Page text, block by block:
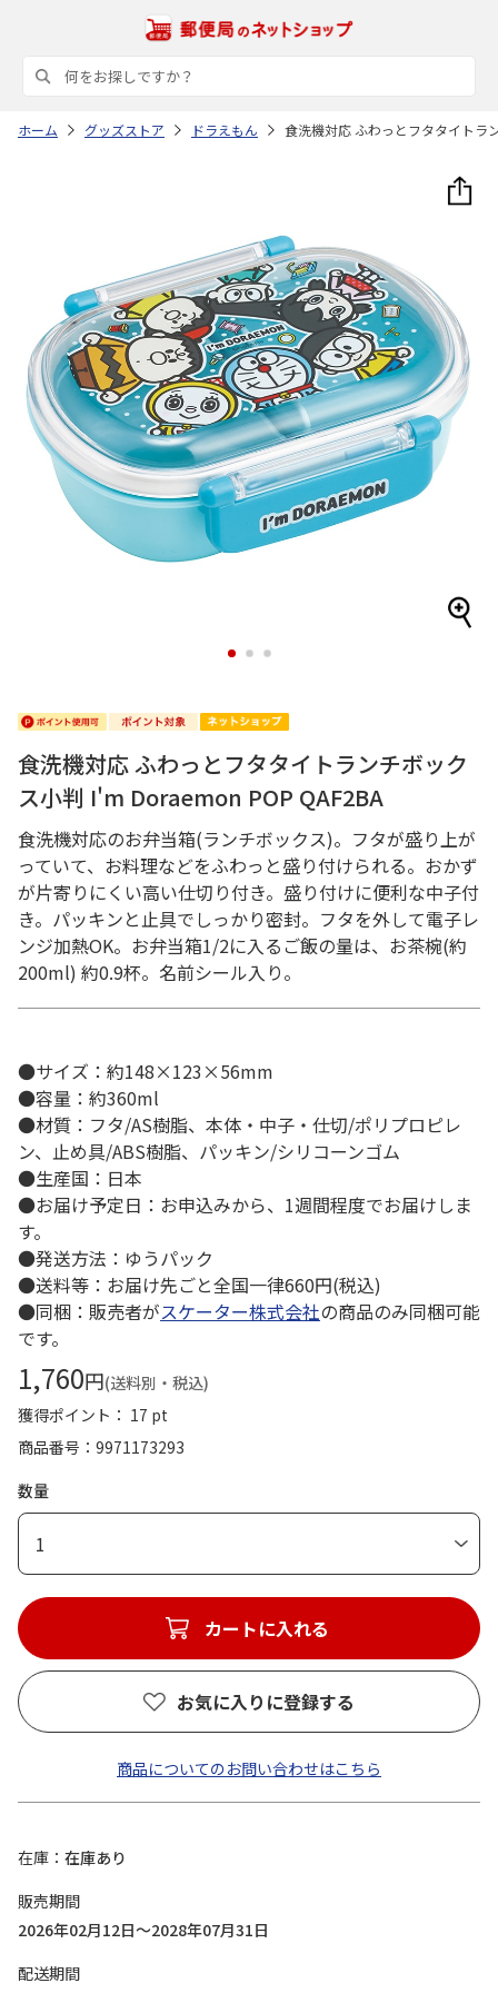
ホーム グッズストア ドラえもん 食洗機対応 ふわっとフタタイトラ
1 2 3
食洗機対応 ふわっとフタタイトランチボック
ス小判 I'm Doraemon POP QAF2BA
食洗機対応のお弁当箱(ランチボックス)。フタが盛り上が
っていて、お料理などをふわっと盛り付けられる。おかず
が片寄りにくい高い仕切り付き。盛り付けに便利な中子付
き。パッキンと止具でしっかり密封。フタを外して電子レ
ンジ加熱OK。お弁当箱1/2に入るご飯の量は、お茶椀(約
200ml) 約0.9杯。名前シール入り。
●サイズ：約148×123×56mm
●容量：約360ml
●材質：フタ/AS樹脂、本体・中子・仕切/ポリプロピレ
ン、止め具/ABS樹脂、パッキン/シリコーンゴム
●生産国：日本
●お届け予定日：お申込みから、1週間程度でお届けしま
す。
●発送方法：ゆうパック
●送料等：お届け先ごと全国一律660円(税込)
●同梱：販売者がスケーター株式会社の商品のみ同梱可能
です。
1,760円(送料別・税込)
獲得ポイント： 17 pt
商品番号
9971173293
数量
1
カートに入れる
お気に入りに登録する
商品についてのお問い合わせはこちら
在庫
在庫あり
販売期間
2026年02月12日～2028年07月31日
配送期間